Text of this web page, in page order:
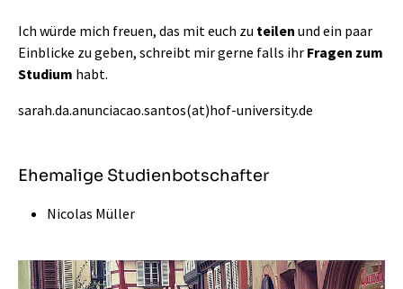
Ich würde mich freuen, das mit euch zu teilen und ein paar
Einblicke zu geben, schreibt mir gerne falls ihr Fragen zum
Studium habt.
sarah.da.anunciacao.santos(at)hof-university.de
Ehemalige Studienbotschafter
Nicolas Müller